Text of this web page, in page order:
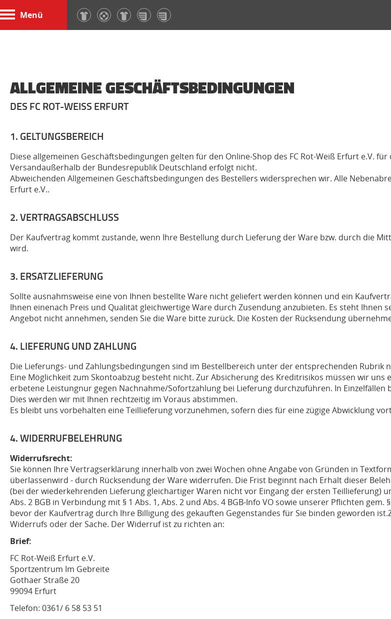
Menü
ALLGEMEINE GESCHÄFTSBEDINGUNGEN
DES FC ROT-WEISS ERFURT
1. GELTUNGSBEREICH
Diese allgemeinen Geschäftsbedingungen gelten für den Online-Shop des FC Rot-Weiß Erfurt e.V.
Versandaußerhalb der Bundesrepublik Deutschland erfolgt nicht.
Abweichenden Allgemeinen Geschäftsbedingungen des Bestellers widersprechen wir. Alle
Erfurt e.V..
2. VERTRAGSABSCHLUSS
Der Kaufvertrag kommt zustande, wenn Ihre Bestellung durch Lieferung der Ware bzw. durch die
wird.
3. ERSATZLIEFERUNG
Sollte ausnahmsweise eine von Ihnen bestellte Ware nicht geliefert werden können und ein
Ihnen einenach Preis und Qualität gleichwertige Ware durch Zusendung anzubieten. Es steht Ihnen
Angebot nicht annehmen, senden Sie die Ware bitte zurück. Die Kosten der Rücksendung
4. LIEFERUNG UND ZAHLUNG
Die Lieferungs- und Zahlungsbedingungen sind im Bestellbereich unter der entsprechenden Rubrik
Eine Möglichkeit zum Skontoabzug besteht nicht. Zur Absicherung des Kreditrisikos müssen wir
erbetene Leistungnur gegen Nachnahme/Sofortzahlung bei Lieferung durchzuführen. In
Dies werden wir mit Ihnen rechtzeitig im Voraus abstimmen.
Es bleibt uns vorbehalten eine Teillieferung vorzunehmen, sofern dies für eine zügige Abwicklung
4. WIDERRUFBELEHRUNG
Widerrufsrecht:
Sie können Ihre Vertragserklärung innerhalb von zwei Wochen ohne Angabe von Gründen in
überlassenwird - durch Rücksendung der Ware widerrufen. Die Frist beginnt nach Erhalt dieser
(bei der wiederkehrenden Lieferung gleichartiger Waren nicht vor Eingang der ersten Teillieferung)
Abs. 2 BGB in Verbindung mit § 1 Abs. 1, Abs. 2 und Abs. 4 BGB-Info VO sowie unserer Pflichten
bevor der Kaufvertrag durch Ihre Billigung des gekauften Gegenstandes für Sie binden geworden
Widerrufs oder der Sache. Der Widerruf ist zu richten an:
Brief:
FC Rot-Weiß Erfurt e.V.
Sportzentrum Im Gebreite
Gothaer Straße 20
99094 Erfurt
Telefon: 0361/ 6 58 53 51